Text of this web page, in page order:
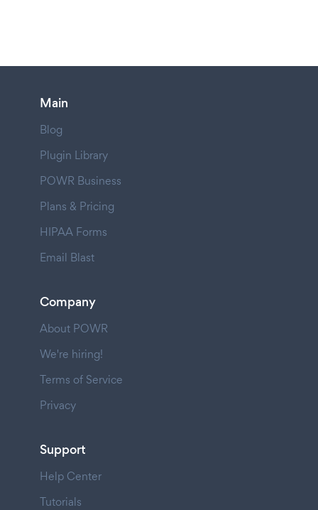
Main
Blog
Plugin Library
POWR Business
Plans & Pricing
HIPAA Forms
Email Blast
Company
About POWR
We're hiring!
Terms of Service
Privacy
Support
Help Center
Tutorials